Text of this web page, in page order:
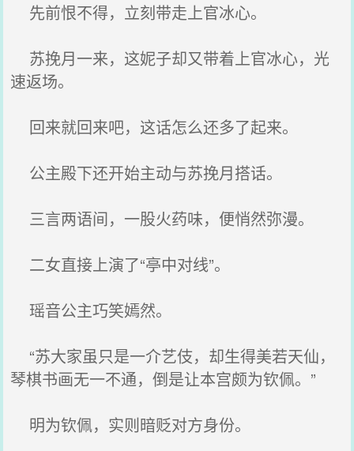
先前恨不得，立刻带走上官冰心。
苏挽月一来，这妮子却又带着上官冰心，光
速返场。
回来就回来吧，这话怎么还多了起来。
公主殿下还开始主动与苏挽月搭话。
三言两语间，一股火药味，便悄然弥漫。
二女直接上演了“亭中对线”。
瑶音公主巧笑嫣然。
“苏大家虽只是一介艺伎，却生得美若天仙，
琴棋书画无一不通，倒是让本宫颇为钦佩。”
明为钦佩，实则暗贬对方身份。